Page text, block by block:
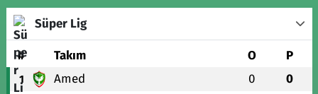
Süper Lig
# Takım O P
1 Amed 0 0